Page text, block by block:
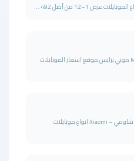
عرض 1–12 من أصل 492 ...
ما هو موبي برايس Mobzella موبي برايس موقع اسعار الموبايلات
أسعار ومواصفات موبايلات شاومي – Xiaomi انواع موبايلات